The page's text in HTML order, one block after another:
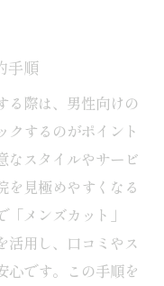
予約方法とは
連絡ポイント
功させる秘訣
時の伝え方の工
カウンセリング
手順
る際は、男性向けの
クするのがポイント
なスタイルやサービ
を見極めやすくなる
メンズカット」
活用し、口コミやス
心です。この手順を